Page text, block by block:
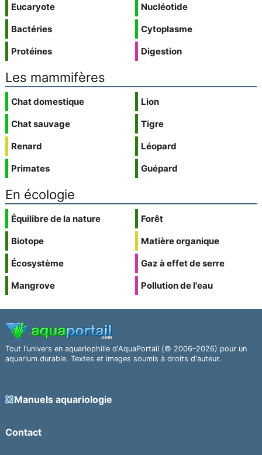
Eucaryote
Bactéries
Protéines
Nucléotide
Cytoplasme
Digestion
Les mammifères
Chat domestique
Chat sauvage
Renard
Primates
Lion
Tigre
Léopard
Guépard
En écologie
Équilibre de la nature
Biotope
Écosystème
Mangrove
Forêt
Matière organique
Gaz à effet de serre
Pollution de l'eau
Tout l'univers en aquariophilie d'AquaPortail (© 2006–2026) pour un
aquarium durable. Textes et images soumis à droits d'auteur.
Manuels aquariologie
Contact